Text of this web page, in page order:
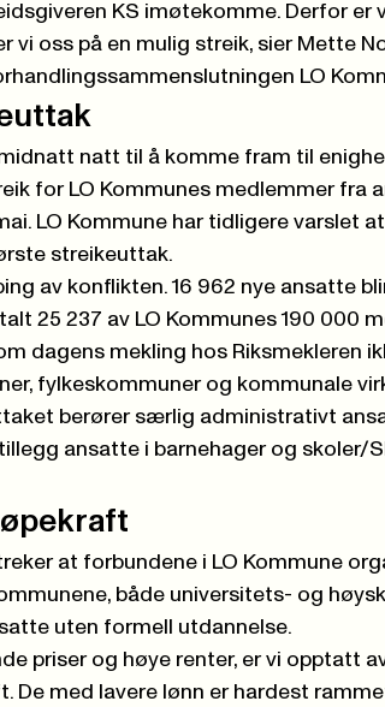
KS imøtekomme. Derfor er
vi oss på en mulig streik, sier Mette
LO
natt til å komme fram til
for LO Kommunes medlemmer fra
LO Kommune har tidligere varslet
streikeuttak.
av konflikten. 16 962 nye ansatte
25 237 av LO Kommunes 190 000
dagens mekling hos Riksmekleren
fylkeskommuner og kommunale
berører særlig administrativt
ansatte i barnehager og skoler/
at forbundene i LO Kommune
både universitets- og
uten formell utdannelse.
priser og høye renter, er vi opptatt
De med lavere lønn er hardest